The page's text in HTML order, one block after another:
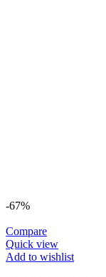
-67%
Compare
Quick view
Add to wishlist